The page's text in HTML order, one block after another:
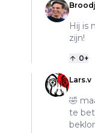
Hij is
zijn!
0+
Lars.v
🤣
te